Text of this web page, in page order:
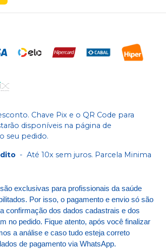
Chave Pix e o QR Code para
disponíveis na página de
seu pedido.
- Até 10x sem juros. Parcela Minima
exclusivas para profissionais da saúde
Por isso, o pagamento e envio só são
confirmação dos dados cadastrais e dos
no pedido. Fique atento, após você finalizar
a análise e caso tudo esteja correto
de pagamento via WhatsApp.